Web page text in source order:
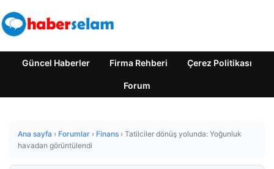
Güncel Haberler Firma Rehberi Çerez Politikası
Forum
Ana sayfa › Forumlar › Finans › Tatilciler dönüş yolunda: Yoğunluk
havadan görüntülendi